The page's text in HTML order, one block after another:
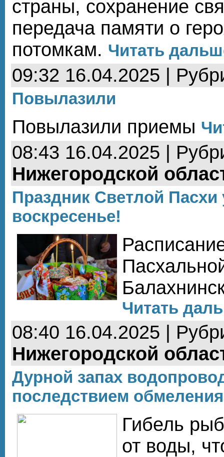
страны, сохранение
передача памяти о
потомкам. Читать
09:32 16.04.2025 |
Повылазили
Повылазили приемы
08:43 16.04.2025 |
Нижегородской
Праздник Светлой Пасхи
воскресенье!
Читать
08:40 16.04.2025 |
Нижегородской
Дурной запах
последствием
Гибель
от воды,